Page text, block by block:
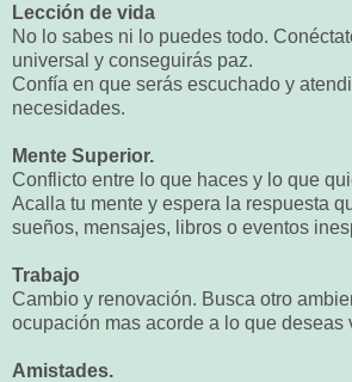
Lección de vida
No lo sabes ni lo puedes todo.
universal y conseguirás paz.
Confía en que serás escuchado y
necesidades.
Mente Superior.
Conflicto entre lo que haces y lo que
Acalla tu mente y espera la respuesta
sueños, mensajes, libros o eventos
Trabajo
Cambio y renovación. Busca otro
ocupación mas acorde a lo que deseas
Amistades.